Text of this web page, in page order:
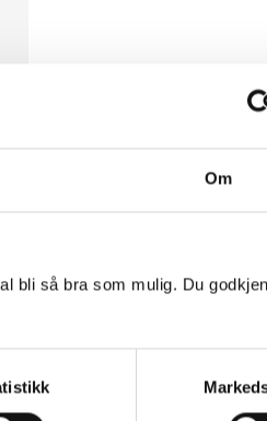
Om
bli så bra som mulig. Du